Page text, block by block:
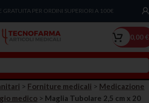
GRATUITA PER ORDINI SUPERIORI A 100€
0,00€
> Forniture medicali > Medicazione
medico > Maglia Tubolare 2,5 cm x 20